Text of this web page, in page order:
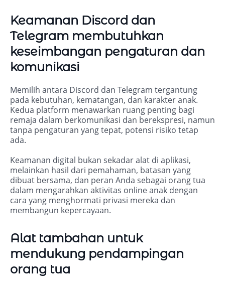
Keamanan Discord dan
Telegram membutuhkan
keseimbangan pengaturan dan
komunikasi
Memilih antara Discord dan Telegram tergantung
pada kebutuhan, kematangan, dan karakter anak.
Kedua platform menawarkan ruang penting bagi
remaja dalam berkomunikasi dan berekspresi, namun
tanpa pengaturan yang tepat, potensi risiko tetap
ada.
Keamanan digital bukan sekadar alat di aplikasi,
melainkan hasil dari pemahaman, batasan yang
dibuat bersama, dan peran Anda sebagai orang tua
dalam mengarahkan aktivitas online anak dengan
cara yang menghormati privasi mereka dan
membangun kepercayaan.
Alat tambahan untuk
mendukung pendampingan
orang tua